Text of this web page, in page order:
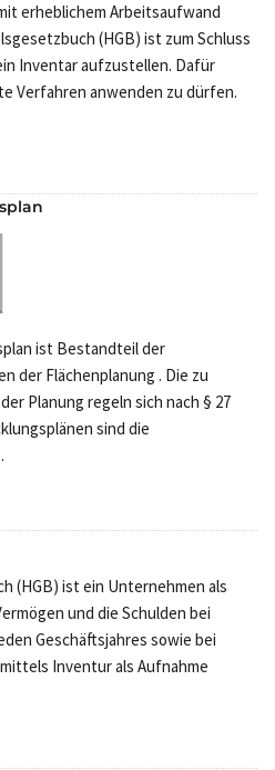
erheblichem Arbeitsaufwand
(HGB) ist zum Schluss
Inventar aufzustellen. Dafür
Verfahren anwenden zu dürfen.
ist Bestandteil der
der Flächenplanung . Die zu
Planung regeln sich nach § 27
sind die
(HGB) ist ein Unternehmen als
und die Schulden bei
Geschäftsjahres sowie bei
Inventur als Aufnahme